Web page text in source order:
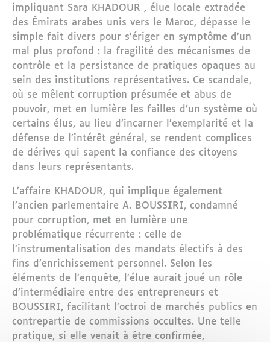
impliquant Sara KHADOUR , élue locale extradée
des Émirats arabes unis vers le Maroc, dépasse le
simple fait divers pour s’ériger en symptôme d’un
mal plus profond : la fragilité des mécanismes de
contrôle et la persistance de pratiques opaques au
sein des institutions représentatives. Ce scandale,
où se mêlent corruption présumée et abus de
pouvoir, met en lumière les failles d’un système où
certains élus, au lieu d’incarner l’exemplarité et la
défense de l’intérêt général, se rendent complices
de dérives qui sapent la confiance des citoyens
dans leurs représentants.
L’affaire KHADOUR, qui implique également
l’ancien parlementaire A. BOUSSIRI, condamné
pour corruption, met en lumière une
problématique récurrente : celle de
l’instrumentalisation des mandats électifs à des
fins d’enrichissement personnel. Selon les
éléments de l’enquête, l’élue aurait joué un rôle
d’intermédiaire entre des entrepreneurs et
BOUSSIRI, facilitant l’octroi de marchés publics en
contrepartie de commissions occultes. Une telle
pratique, si elle venait à être confirmée,